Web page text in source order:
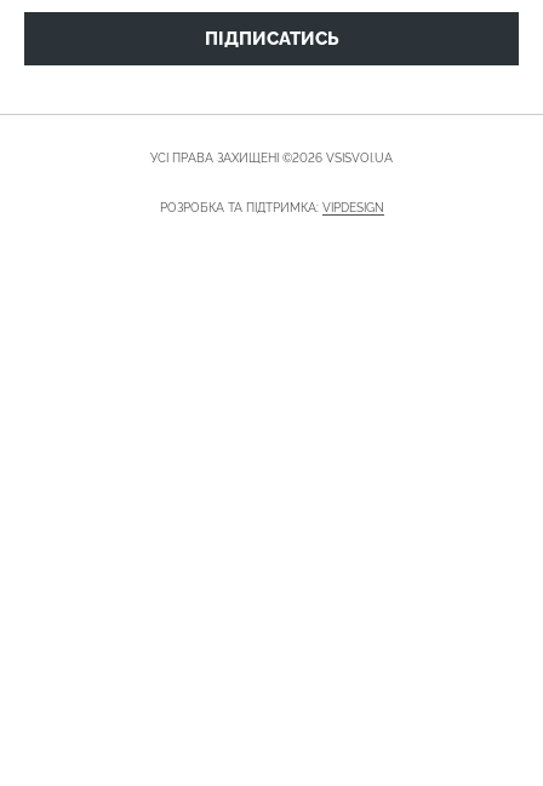
ПІДПИСАТИСЬ
УСІ ПРАВА ЗАХИЩЕНІ ©2026 VSISVOI.UA
РОЗРОБКА ТА ПІДТРИМКА: VIPDESIGN